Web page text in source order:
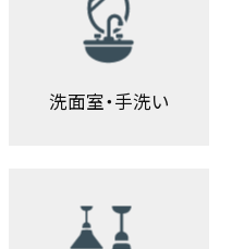
洗面室・手洗い